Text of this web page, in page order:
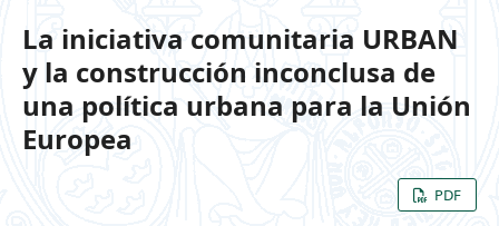
La iniciativa comunitaria URBAN
y la construcción inconclusa de
una política urbana para la Unión
Europea
PDF